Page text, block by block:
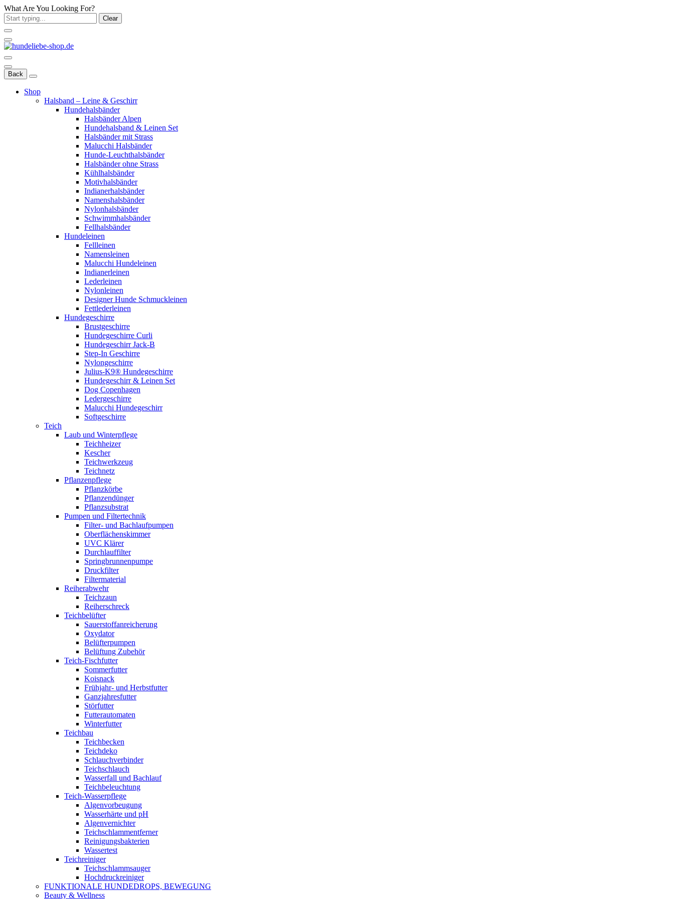
What Are You Looking For?
Clear
Back
Shop
Halsband – Leine & Geschirr
Hundehalsbänder
Halsbänder Alpen
Hundehalsband & Leinen Set
Halsbänder mit Strass
Malucchi Halsbänder
Hunde-Leuchthalsbänder
Halsbänder ohne Strass
Kühlhalsbänder
Motivhalsbänder
Indianerhalsbänder
Namenshalsbänder
Nylonhalsbänder
Schwimmhalsbänder
Fellhalsbänder
Hundeleinen
Fellleinen
Namensleinen
Malucchi Hundeleinen
Indianerleinen
Lederleinen
Nylonleinen
Designer Hunde Schmuckleinen
Fettlederleinen
Hundegeschirre
Brustgeschirre
Hundegeschirre Curli
Hundegeschirr Jack-B
Step-In Geschirre
Nylongeschirre
Julius-K9® Hundegeschirre
Hundegeschirr & Leinen Set
Dog Copenhagen
Ledergeschirre
Malucchi Hundegeschirr
Softgeschirre
Teich
Laub und Winterpflege
Teichheizer
Kescher
Teichwerkzeug
Teichnetz
Pflanzenpflege
Pflanzkörbe
Pflanzendünger
Pflanzsubstrat
Pumpen und Filtertechnik
Filter- und Bachlaufpumpen
Oberflächenskimmer
UVC Klärer
Durchlauffilter
Springbrunnenpumpe
Druckfilter
Filtermaterial
Reiherabwehr
Teichzaun
Reiherschreck
Teichbelüfter
Sauerstoffanreicherung
Oxydator
Belüfterpumpen
Belüftung Zubehör
Teich-Fischfutter
Sommerfutter
Koisnack
Frühjahr- und Herbstfutter
Ganzjahresfutter
Störfutter
Futterautomaten
Winterfutter
Teichbau
Teichbecken
Teichdeko
Schlauchverbinder
Teichschlauch
Wasserfall und Bachlauf
Teichbeleuchtung
Teich-Wasserpflege
Algenvorbeugung
Wasserhärte und pH
Algenvernichter
Teichschlammentferner
Reinigungsbakterien
Wassertest
Teichreiniger
Teichschlammsauger
Hochdruckreiniger
FUNKTIONALE HUNDEDROPS, BEWEGUNG
Beauty & Wellness